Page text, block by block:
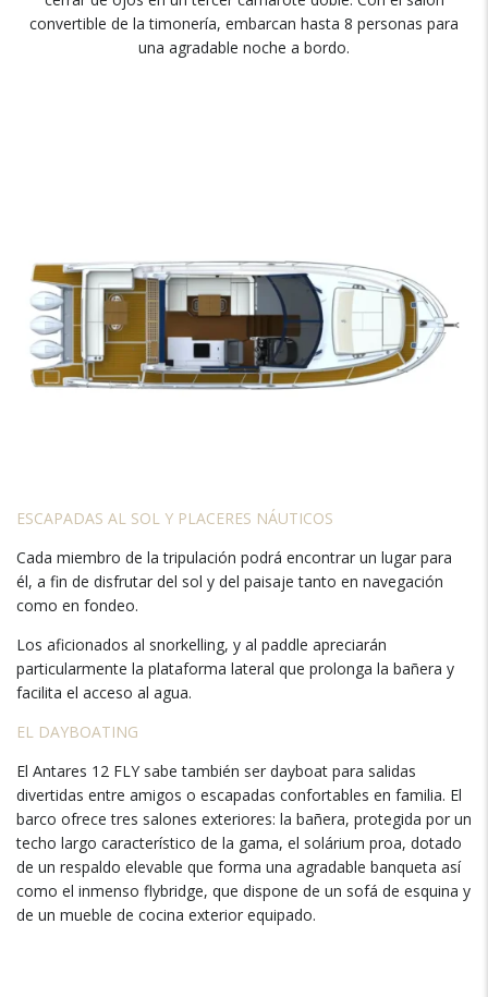
convertible de la timonería, embarcan hasta 8 personas para
una agradable noche a bordo.
ESCAPADAS AL SOL Y PLACERES NÁUTICOS
Cada miembro de la tripulación podrá encontrar un lugar para
él, a fin de disfrutar del sol y del paisaje tanto en navegación
como en fondeo.
Los aficionados al snorkelling, y al paddle apreciarán
particularmente la plataforma lateral que prolonga la bañera y
facilita el acceso al agua.
EL DAYBOATING
El Antares 12 FLY sabe también ser dayboat para salidas
divertidas entre amigos o escapadas confortables en familia. El
barco ofrece tres salones exteriores: la bañera, protegida por un
techo largo característico de la gama, el solárium proa, dotado
de un respaldo elevable que forma una agradable banqueta así
como el inmenso flybridge, que dispone de un sofá de esquina y
de un mueble de cocina exterior equipado.